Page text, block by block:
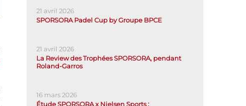
21 avril 2026
SPORSORA Padel Cup by Groupe BPCE
21 avril 2026
La Review des Trophées SPORSORA, pendant
Roland-Garros
16 mars 2026
Étude SPORSORA x Nielsen Sports :